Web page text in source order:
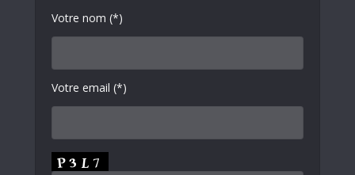
Votre nom (*)
Votre email (*)